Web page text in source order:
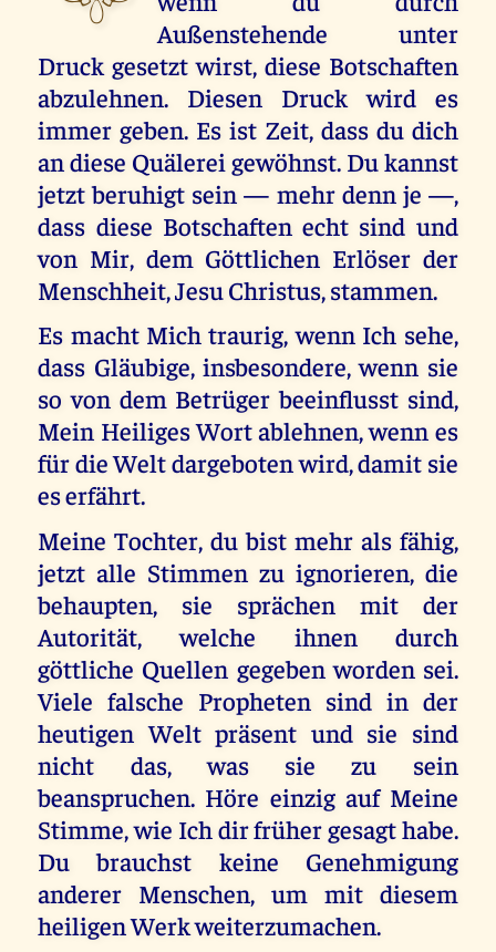
Außenstehende unter
Druck gesetzt wirst, diese Botschaften
abzulehnen. Diesen Druck wird es
immer geben. Es ist Zeit, dass du dich
an diese Quälerei gewöhnst. Du kannst
jetzt beruhigt sein — mehr denn je —,
dass diese Botschaften echt sind und
von Mir, dem Göttlichen Erlöser der
Menschheit, Jesu Christus, stammen.
Es macht Mich traurig, wenn Ich sehe,
dass Gläubige, insbesondere, wenn sie
so von dem Betrüger beeinflusst sind,
Mein Heiliges Wort ablehnen, wenn es
für die Welt dargeboten wird, damit sie
es erfährt.
Meine Tochter, du bist mehr als fähig,
jetzt alle Stimmen zu ignorieren, die
behaupten, sie sprächen mit der
Autorität, welche ihnen durch
göttliche Quellen gegeben worden sei.
Viele falsche Propheten sind in der
heutigen Welt präsent und sie sind
nicht das, was sie zu sein
beanspruchen. Höre einzig auf Meine
Stimme, wie Ich dir früher gesagt habe.
Du brauchst keine Genehmigung
anderer Menschen, um mit diesem
heiligen Werk weiterzumachen.